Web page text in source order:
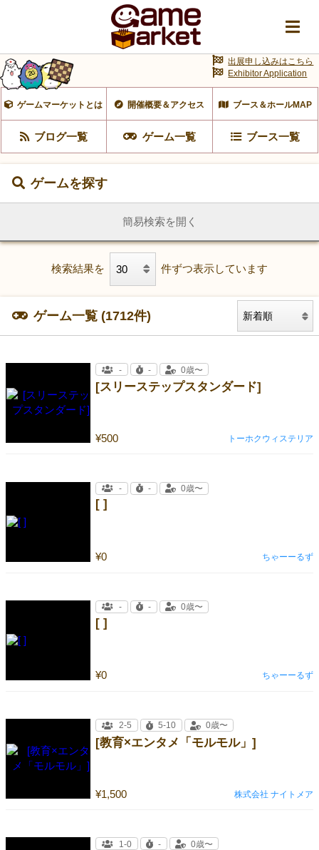
ゲームマーケットとは 開催概要＆アクセス ブース＆ホールMAP
ブログ一覧 ゲーム一覧 ブース一覧
出展申し込みはこちら
Exhibitor Application
ゲームを探す
簡易検索を開く
検索結果を 件ずつ表示しています
ゲーム一覧 (1712件)
[スリーステップスタンダード]
¥500
- - 0歳〜
トーホクウィステリア
[ ]
¥0
- - 0歳〜
ちゃーーるず
[ ]
¥0
- - 0歳〜
ちゃーーるず
[教育×エンタメ「モルモル」]
¥1,500
2-5 5-10 0歳〜
株式会社 ナイトメア
1-0 - 0歳〜